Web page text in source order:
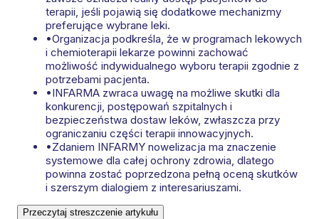
terapii, jeśli pojawią się dodatkowe mechanizmy
preferujące wybrane leki.
•Organizacja podkreśla, że w programach lekowych
i chemioterapii lekarze powinni zachować
możliwość indywidualnego wyboru terapii zgodnie z
potrzebami pacjenta.
•INFARMA zwraca uwagę na możliwe skutki dla
konkurencji, postępowań szpitalnych i
bezpieczeństwa dostaw leków, zwłaszcza przy
ograniczaniu części terapii innowacyjnych.
•Zdaniem INFARMY nowelizacja ma znaczenie
systemowe dla całej ochrony zdrowia, dlatego
powinna zostać poprzedzona pełną oceną skutków
i szerszym dialogiem z interesariuszami.
Przeczytaj streszczenie artykułu